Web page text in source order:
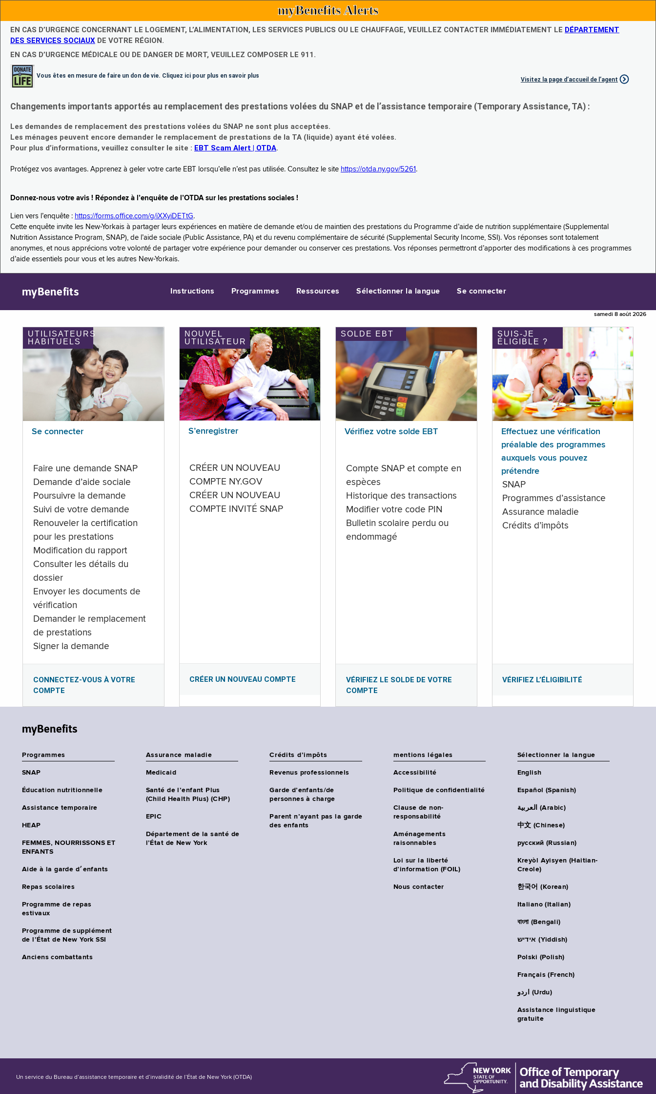
myBenefits Alerts
EN CAS D’URGENCE CONCERNANT LE LOGEMENT, L’ALIMENTATION, LES SERVICES PUBLICS OU LE CHAUFFAGE, VEUILLEZ CONTACTER IMMÉDIATEMENT LE DÉPARTEMENT
DES SERVICES SOCIAUX DE VOTRE RÉGION.
EN CAS D’URGENCE MÉDICALE OU DE DANGER DE MORT, VEUILLEZ COMPOSER LE 911.
Vous êtes en mesure de faire un don de vie. Cliquez ici pour plus en savoir plus
Visitez la page d’accueil de l’agent
Changements importants apportés au remplacement des prestations volées du SNAP et de l’assistance temporaire (Temporary Assistance, TA) :
Les demandes de remplacement des prestations volées du SNAP ne sont plus acceptées.
Les ménages peuvent encore demander le remplacement de prestations de la TA (liquide) ayant été volées.
Pour plus d’informations, veuillez consulter le site : EBT Scam Alert | OTDA.
Protégez vos avantages. Apprenez à geler votre carte EBT lorsqu’elle n’est pas utilisée. Consultez le site https://otda.ny.gov/5261 .
Donnez-nous votre avis ! Répondez à l’enquête de l’OTDA sur les prestations sociales !
Lien vers l’enquête : https://forms.office.com/g/iXXyiDETtG.
Cette enquête invite les New-Yorkais à partager leurs expériences en matière de demande et/ou de maintien des prestations du Programme d’aide de nutrition supplémentaire (Supplemental
Nutrition Assistance Program, SNAP), de l’aide sociale (Public Assistance, PA) et du revenu complémentaire de sécurité (Supplemental Security Income, SSI). Vos réponses sont totalement
anonymes, et nous apprécions votre volonté de partager votre expérience pour demander ou conserver ces prestations. Vos réponses permettront d’apporter des modifications à ces programmes
d’aide essentiels pour vous et les autres New-Yorkais.
myBenefits Instructions Programmes Ressources Sélectionner la langue Se connecter
samedi 8 août 2026
UTILISATEURS
HABITUELS
Se connecter
Faire une demande SNAP
Demande d’aide sociale
Poursuivre la demande
Suivi de votre demande
Renouveler la certification
pour les prestations
Modification du rapport
Consulter les détails du
dossier
Envoyer les documents de
vérification
Demander le remplacement
de prestations
Signer la demande
CONNECTEZ-VOUS À VOTRE
COMPTE
NOUVEL
UTILISATEUR
S’enregistrer
CRÉER UN NOUVEAU
COMPTE NY.GOV
CRÉER UN NOUVEAU
COMPTE INVITÉ SNAP
CRÉER UN NOUVEAU COMPTE
SOLDE EBT
Vérifiez votre solde EBT
Compte SNAP et compte en
espèces
Historique des transactions
Modifier votre code PIN
Bulletin scolaire perdu ou
endommagé
VÉRIFIEZ LE SOLDE DE VOTRE
COMPTE
SUIS-JE
ÉLIGIBLE ?
Effectuez une vérification
préalable des programmes
auxquels vous pouvez
prétendre
SNAP
Programmes d’assistance
Assurance maladie
Crédits d’impôts
VÉRIFIEZ L’ÉLIGIBILITÉ
myBenefits
Programmes
SNAP
Éducation nutritionnelle
Assistance temporaire
HEAP
FEMMES, NOURRISSONS ET
ENFANTS
Aide à la garde d׳enfants
Repas scolaires
Programme de repas
estivaux
Programme de supplément
de l’État de New York SSI
Anciens combattants
Assurance maladie
Medicaid
Santé de l’enfant Plus
(Child Health Plus) (CHP)
EPIC
Département de la santé de
l’État de New York
Crédits d’impôts
Revenus professionnels
Garde d’enfants/de
personnes à charge
Parent n’ayant pas la garde
des enfants
mentions légales
Accessibilité
Politique de confidentialité
Clause de non-
responsabilité
Aménagements
raisonnables
Loi sur la liberté
d’information (FOIL)
Nous contacter
Sélectionner la langue
English
Español (Spanish)
العربية (Arabic)
中文 (Chinese)
русский (Russian)
Kreyòl Ayisyen (Haitian-
Creole)
한국어 (Korean)
Italiano (Italian)
বাংলা (Bengali)
אידיש (Yiddish)
Polski (Polish)
Français (French)
اردو (Urdu)
Assistance linguistique
gratuite
Un service du Bureau d’assistance temporaire et d’invalidité de l’État de New York (OTDA)